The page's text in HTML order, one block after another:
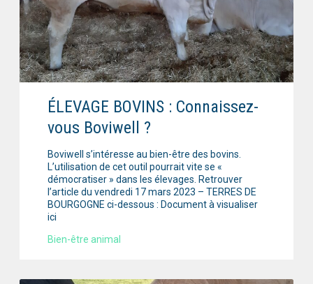
ÉLEVAGE BOVINS : Connaissez-
vous Boviwell ?
Boviwell s’intéresse au bien-être des bovins.
L’utilisation de cet outil pourrait vite se «
démocratiser » dans les élevages. Retrouver
l’article du vendredi 17 mars 2023 – TERRES DE
BOURGOGNE ci-dessous : Document à visualiser
ici
Bien-être animal